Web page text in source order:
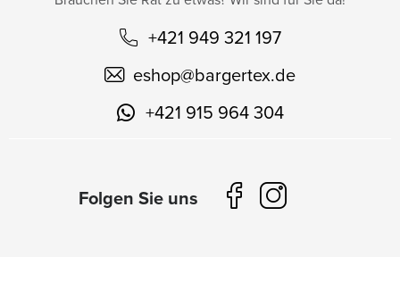
+421 949 321 197
eshop@bargertex.de
+421 915 964 304